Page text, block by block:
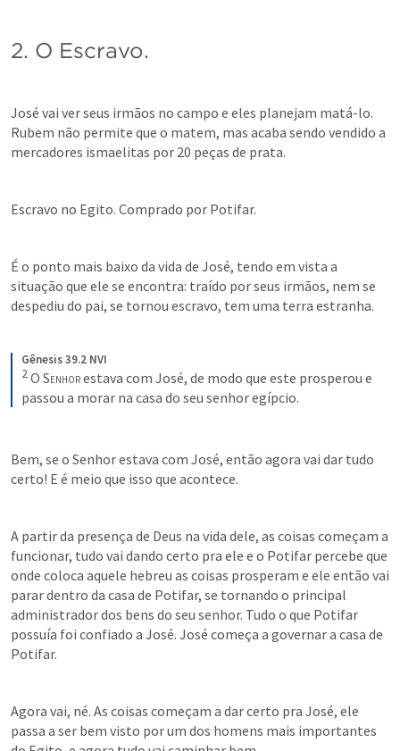
2. O Escravo.
José vai ver seus irmãos no campo e eles planejam matá-lo.
Rubem não permite que o matem, mas acaba sendo vendido a
mercadores ismaelitas por 20 peças de prata.
Escravo no Egito. Comprado por Potifar.
É o ponto mais baixo da vida de José, tendo em vista a
situação que ele se encontra: traído por seus irmãos, nem se
despediu do pai, se tornou escravo, tem uma terra estranha.
Gênesis 39.2 NVI
2O Senhor estava com José, de modo que este prosperou e
passou a morar na casa do seu senhor egípcio.
Bem, se o Senhor estava com José, então agora vai dar tudo
certo! E é meio que isso que acontece.
A partir da presença de Deus na vida dele, as coisas começam a
funcionar, tudo vai dando certo pra ele e o Potifar percebe que
onde coloca aquele hebreu as coisas prosperam e ele então vai
parar dentro da casa de Potifar, se tornando o principal
administrador dos bens do seu senhor. Tudo o que Potifar
possuía foi confiado a José. José começa a governar a casa de
Potifar.
Agora vai, né. As coisas começam a dar certo pra José, ele
passa a ser bem visto por um dos homens mais importantes